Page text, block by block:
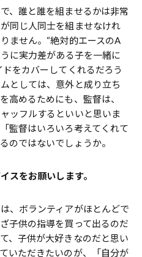
、誰と誰を組ませるかは非常
同じ人同士を組ませなけれ
ません。“絶対的エースのA
に実力差がある子を一緒に
をカバーしてくれるだろう
としては、意外と成り立ち
高めるためにも、監督は、
ッフルするといいと思いま
監督はいろいろ考えてくれて
のではないでしょうか。
スをお願いします。
、ボランティアがほとんどで
子供の指導を買って出るのだ
、子供が大好きなのだと思い
いただきたいのが、「自分が